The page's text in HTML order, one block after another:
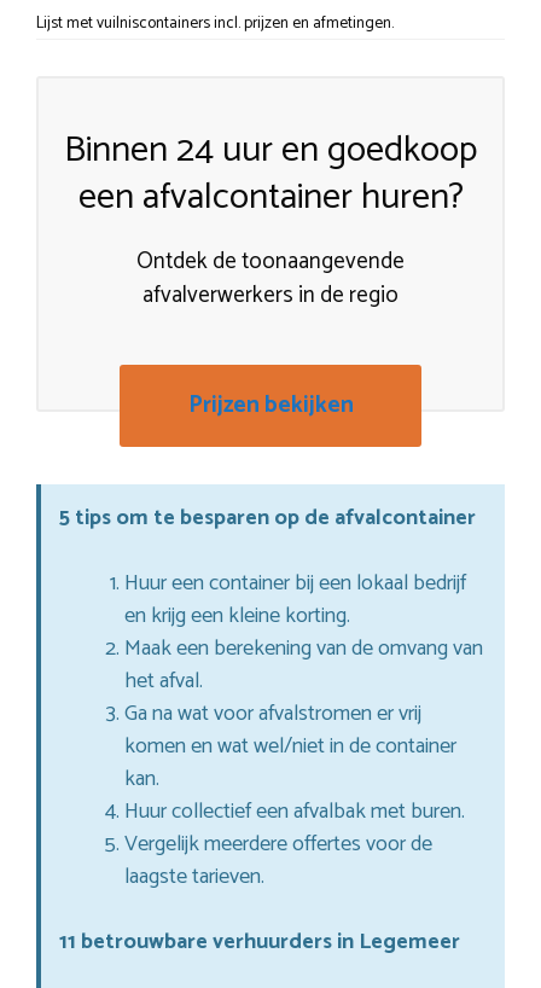
Lijst met vuilniscontainers incl. prijzen en afmetingen.
Binnen 24 uur en goedkoop
een afvalcontainer huren?
Ontdek de toonaangevende
afvalverwerkers in de regio
Prijzen bekijken
5 tips om te besparen op de afvalcontainer
Huur een container bij een lokaal bedrijf
en krijg een kleine korting.
Maak een berekening van de omvang van
het afval.
Ga na wat voor afvalstromen er vrij
komen en wat wel/niet in de container
kan.
Huur collectief een afvalbak met buren.
Vergelijk meerdere offertes voor de
laagste tarieven.
11 betrouwbare verhuurders in Legemeer